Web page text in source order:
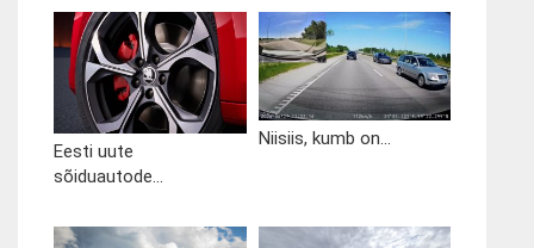
Eesti uute
sõiduautode...
Niisiis, kumb on...